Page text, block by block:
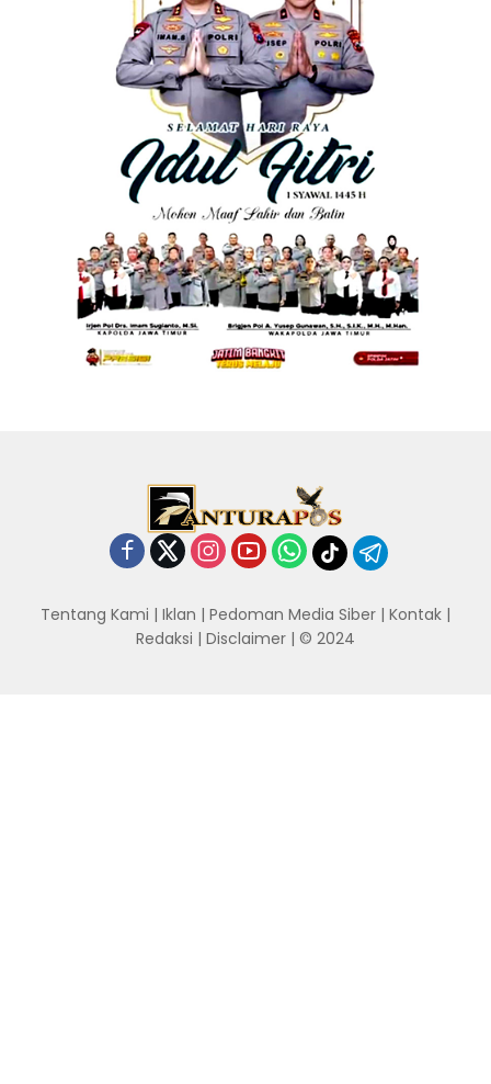
Tentang Kami | Iklan | Pedoman Media Siber | Kontak |
Redaksi | Disclaimer | © 2024